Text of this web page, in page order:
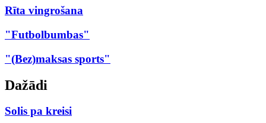
Rīta vingrošana
"Futbolbumbas"
"(Bez)maksas sports"
Dažādi
Solis pa kreisi